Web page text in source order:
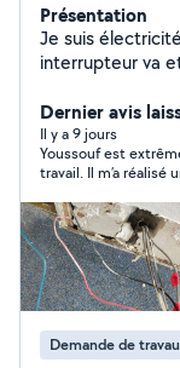
Présentation
Je suis
interrupteur va
cap Normé NC 15 '100 travaux depuis la fini toute
ellectricite après courant fort professinnel je suis
joignable
n'hésitez pas me
enduit finition
papier peint
des
pour le
Dernier avis
Il y a 9 jours
Youssouf est
travail. Il m’a
a Youssouf et je le
Demande de